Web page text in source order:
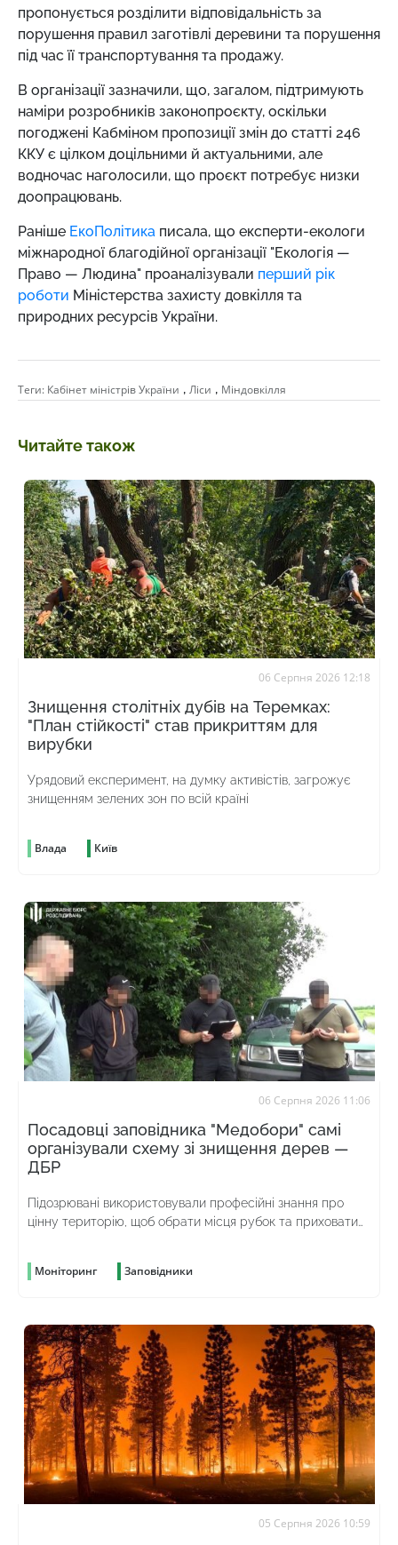
пропонується розділити відповідальність за
порушення правил заготівлі деревини та порушення
під час її транспортування та продажу.
В організації зазначили, що, загалом, підтримують
наміри розробників законопроєкту, оскільки
погоджені Кабміном пропозиції змін до статті 246
ККУ є цілком доцільними й актуальними, але
водночас наголосили, що проєкт потребує низки
доопрацювань.
Раніше ЕкоПолітика писала, що експерти-екологи
міжнародної благодійної організації "Екологія —
Право — Людина" проаналізували перший рік
роботи Міністерства захисту довкілля та
природних ресурсів України.
Теги: Кабінет міністрів України , Ліси , Міндовкілля
Читайте також
06 Серпня 2026 12:18
Знищення столітніх дубів на Теремках:
"План стійкості" став прикриттям для
вирубки
Урядовий експеримент, на думку активістів, загрожує
знищенням зелених зон по всій країні
Влада Київ
06 Серпня 2026 11:06
Посадовці заповідника "Медобори" самі
організували схему зі знищення дерев —
ДБР
Підозрювані використовували професійні знання про
цінну територію, щоб обрати місця рубок та приховати
Моніторинг Заповідники
05 Серпня 2026 10:59